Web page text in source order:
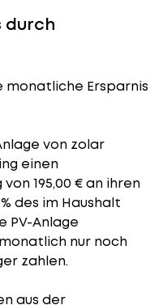
durch
Ersparnis
von zolar
einen
195,00 € an ihren
des im Haushalt
PV-Anlage
nur noch
zahlen.
aus der